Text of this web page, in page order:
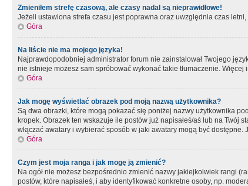
Zmieniłem strefę czasową, ale czasy nadal są nieprawidłowe!
Jeżeli ustawiona strefa czasu jest poprawna oraz uwzględnia czas
Góra
Na liście nie ma mojego języka!
Najprawdopodobniej administrator forum nie zainstalował Twojego
nie istnieje możesz sam spróbować wykonać takie tłumaczenie.
Góra
Jak mogę wyświetlać obrazek pod moją nazwą użytkownika?
Są dwa obrazki, które mogą pokazać się poniżej nazwy użytkownika
kropek. Obrazek ten wskazuje ile postów już napisałeś/aś lub na Twój
włączać awatary i wybierać sposób w jaki awatary mogą być
Góra
Czym jest moja ranga i jak mogę ją zmienić?
Na ogół nie możesz bezpośrednio zmienić nazwy jakiejkolwiek rangi
postów, które napisałeś, i aby identyfikować konkretne osoby, np.